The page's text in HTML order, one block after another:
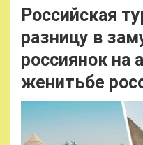
Российская
разницу в
россиянок на
женитьбе